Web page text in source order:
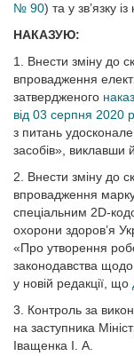
№ 90) та у зв’язку
НАКАЗУЮ:
1. Внести зміну до
впровадження
затвердженого
від 03 серпня 2020
з питань
засобів», виклавши
2. Внести зміну до
впровадження
спеціальним 2D-
охорони здоров’я
«Про утворення
законодавства щодо
у новій редакції, що
3. Контроль за
на заступника
Іващенка І. А.